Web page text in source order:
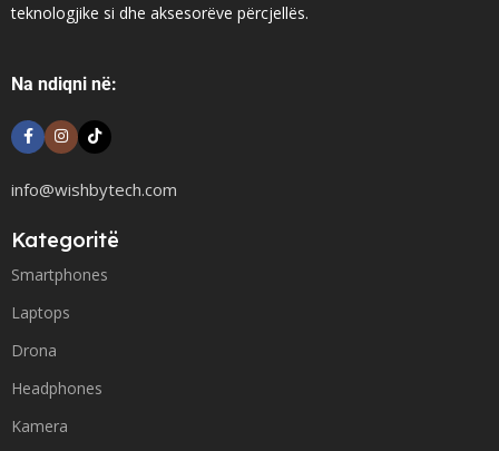
teknologjike si dhe aksesorëve përcjellës.
Na ndiqni në:
info@wishbytech.com
Kategoritë
Smartphones
Laptops
Drona
Headphones
Kamera